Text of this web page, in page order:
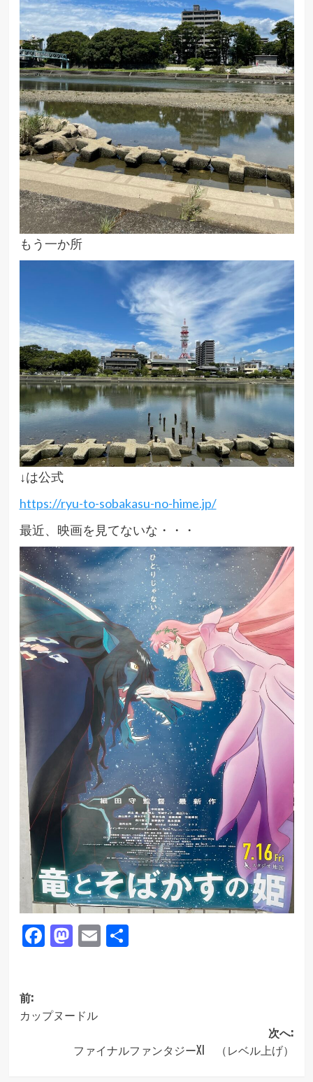
もう一か所
↓は公式
https://ryu-to-sobakasu-no-hime.jp/
最近、映画を見てないな・・・
Facebook
Mastodon
Email
共
投
稿
前:
カップヌードル
次へ:
ファイナルファンタジーXI （レベル上げ）